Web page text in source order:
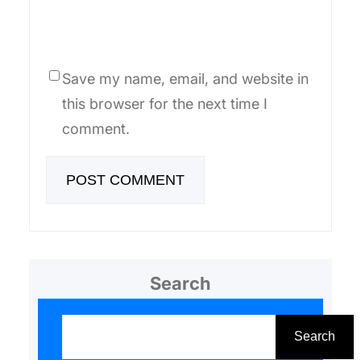
Save my name, email, and website in
this browser for the next time I
comment.
Search
Search